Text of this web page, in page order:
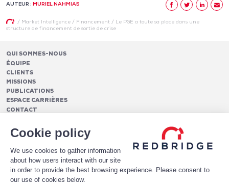
Cookie policy
We use cookies to gather information
about how users interact with our site
in order to provide the best browsing experience. Please consent to
our use of cookies below.
AUTEUR : MURIEL NAHMIAS
/ Market Intelligence/ Financement/ Le PGE a toute sa place dans une
structure de financement de sortie de crise
QUI SOMMES-NOUS
ÉQUIPE
CLIENTS
MISSIONS
PUBLICATIONS
ESPACE CARRIÈRES
CONTACT
Pilotage des relations bancaires
Conseil en notation et optimisation du profil de crédit
Mise en place de financements
CASH MANAGEMENT ET TRÉSORERIE
Frais et services bancaires
Services de suivi et de reporting des frais bancaires
Monétique
Conversion et gestion de la fraude e-commerce
PAIEMENTS
Analytics
Architecture de paiement
LE LIVRE BLANC DE HAWKEYEBSB